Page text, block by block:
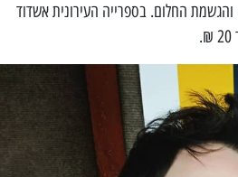
החלום. בספרייה העירונית אשדוד